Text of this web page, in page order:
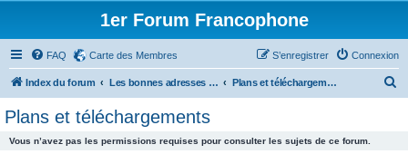
1er Forum Francophone
FAQ Carte des Membres Connexion
S’enregistrer
Index du forum Les bonnes adresses - Plans - Téléchargements - Livres etc. Plans et téléchargements
Plans et téléchargements
Vous n’avez pas les permissions requises pour consulter les sujets de ce forum.